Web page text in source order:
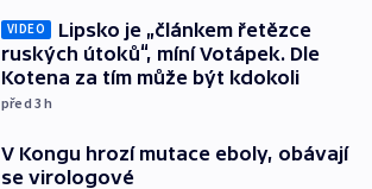
VIDEO
Lipsko je „článkem řetězce
ruských útoků“, míní Votápek. Dle
Kotena za tím může být kdokoli
před 3h
V Kongu hrozí mutace eboly, obávají
se virologové